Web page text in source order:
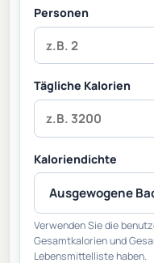
Personen
Tägliche Kalorien
Kaloriendichte
Verwenden Sie die
Gesamtkalorien und
Lebensmittelliste haben.